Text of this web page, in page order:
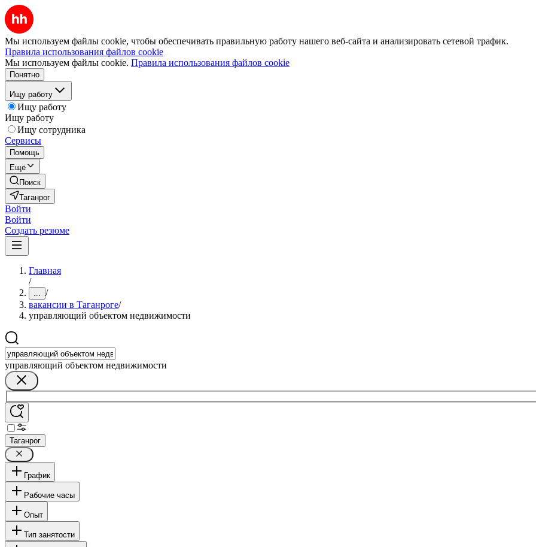
Мы используем файлы cookie, чтобы обеспечивать правильную работу нашего веб-сайта и анализировать сетевой трафик.
Правила использования файлов cookie
Мы используем файлы cookie. Правила использования файлов cookie
Понятно
Ищу работу
Ищу работу
Ищу работу
Ищу сотрудника
Сервисы
Помощь
Ещё
Поиск
Таганрог
Войти
Войти
Создать резюме
Главная
/
... /
вакансии в Таганроге/
управляющий объектом недвижимости
управляющий объектом недвижимости
Таганрог
График
Рабочие часы
Опыт
Тип занятости